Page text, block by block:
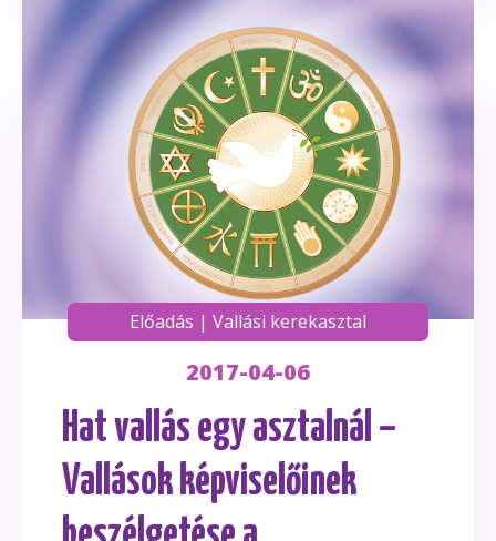
Előadás | Vallási kerekasztal
2017-04-06
Hat vallás egy asztalnál –
Vallások képviselőinek